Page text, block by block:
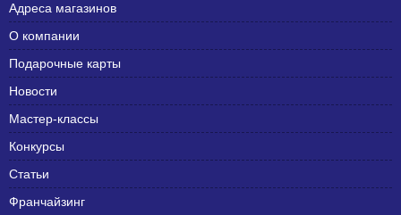
Адреса магазинов
О компании
Подарочные карты
Новости
Мастер-классы
Конкурсы
Статьи
Франчайзинг